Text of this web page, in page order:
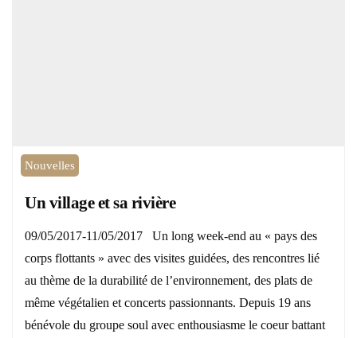
Nouvelles
Un village et sa rivière
09/05/2017-11/05/2017 Un long week-end au « pays des
corps flottants » avec des visites guidées, des rencontres lié
au thème de la durabilité de l’environnement, des plats de
même végétalien et concerts passionnants. Depuis 19 ans
bénévole du groupe soul avec enthousiasme le coeur battant